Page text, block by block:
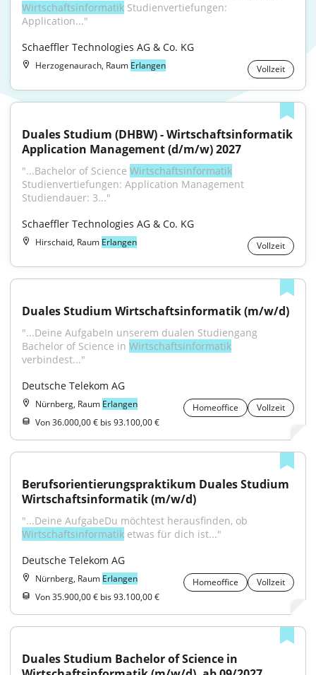
Wirtschaftsinformatik Studienvertiefungen:
Application..."
Schaeffler Technologies AG & Co. KG
Herzogenaurach, Raum Erlangen Vollzeit
Duales Studium (DHBW) - Wirtschaftsinformatik
Application Management (d/m/w) 2027
"...Bachelor of Science Wirtschaftsinformatik
Studienvertiefungen: Application Management
Studiendauer: 3..."
Schaeffler Technologies AG & Co. KG
Hirschaid, Raum Erlangen Vollzeit
Duales Studium Wirtschaftsinformatik (m/w/d)
"...Deine AufgabeIn unserem dualen Studiengang
Bachelor of Science in Wirtschaftsinformatik
verbindest..."
Deutsche Telekom AG
Nürnberg, Raum Erlangen Homeoffice
Vollzeit
Von 36.000,00 € bis 93.100,00 €
Berufsorientierungspraktikum Duales Studium
Wirtschaftsinformatik (m/w/d)
Wirtschaftsinformatik etwas für dich ist..."
Deutsche Telekom AG
Nürnberg, Raum Erlangen Homeoffice
Vollzeit
Von 35.900,00 € bis 93.100,00 €
Duales Studium Bachelor of Science in